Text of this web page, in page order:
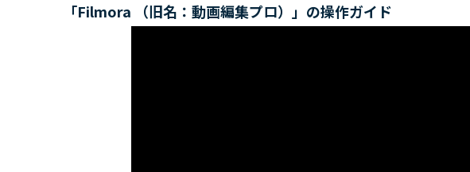
「Filmora （旧名：動画編集プロ）」の操作ガイド